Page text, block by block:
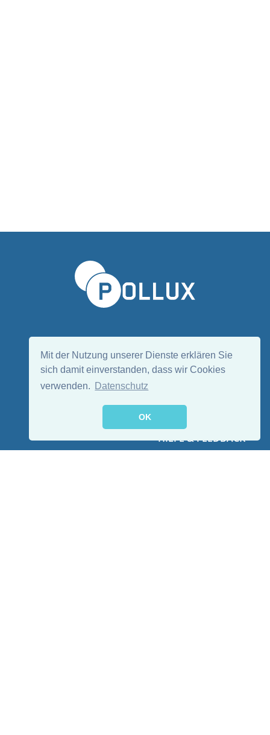
Mit der Nutzung unserer Dienste erklären Sie
sich damit einverstanden, dass wir Cookies
verwenden.
Datenschutz
OK
HILFE & FEEDBACK
EN